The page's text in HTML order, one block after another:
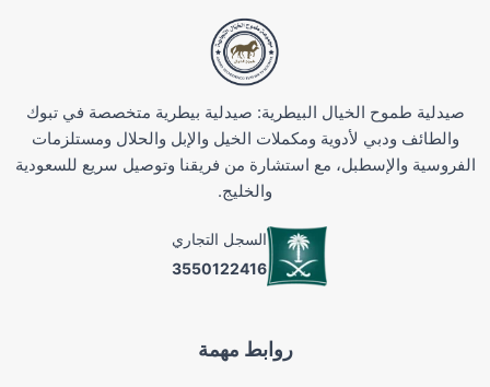
روابط مهمة
صيدلية طموح الخيال البيطرية: صيدلية بيطرية متخصصة في تبوك
والطائف ودبي لأدوية ومكملات الخيل والإبل والحلال ومستلزمات
الفروسية والإسطبل، مع استشارة من فريقنا وتوصيل سريع للسعودية
والخليج.
السجل التجاري
3550122416